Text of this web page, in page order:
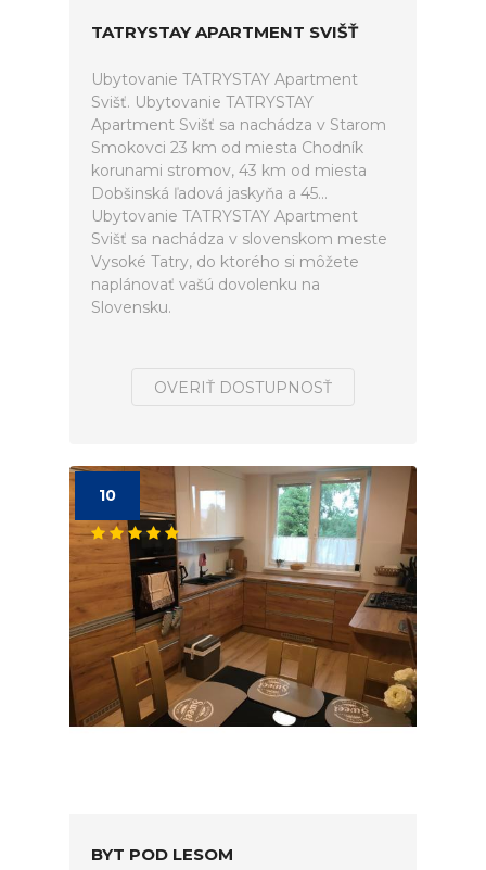
TATRYSTAY APARTMENT SVIŠŤ
Ubytovanie TATRYSTAY Apartment
Svišť. Ubytovanie TATRYSTAY
Apartment Svišť sa nachádza v Starom
Smokovci 23 km od miesta Chodník
korunami stromov, 43 km od miesta
Dobšinská ľadová jaskyňa a 45...
Ubytovanie TATRYSTAY Apartment
Svišť sa nachádza v slovenskom meste
Vysoké Tatry, do ktorého si môžete
naplánovať vašú dovolenku na
Slovensku.
OVERIŤ DOSTUPNOSŤ
10
BYT POD LESOM